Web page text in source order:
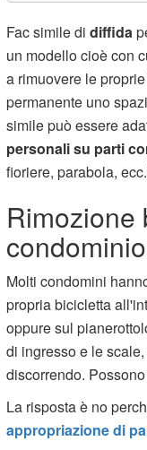
Fac simile didiffida
un modello cioè con
a rimuovere le
permanente uno
simile può essere
personali su parti
fioriere, parabola,
Rimozione
Molti condomini
propria bicicletta
oppure sul
di ingresso e le
discorrendo.
La risposta è no
appropriazione di